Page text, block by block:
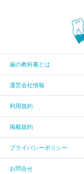
歯の教科書とは
運営会社情報
利用規約
掲載規約
プライバシーポリシー
お問合せ